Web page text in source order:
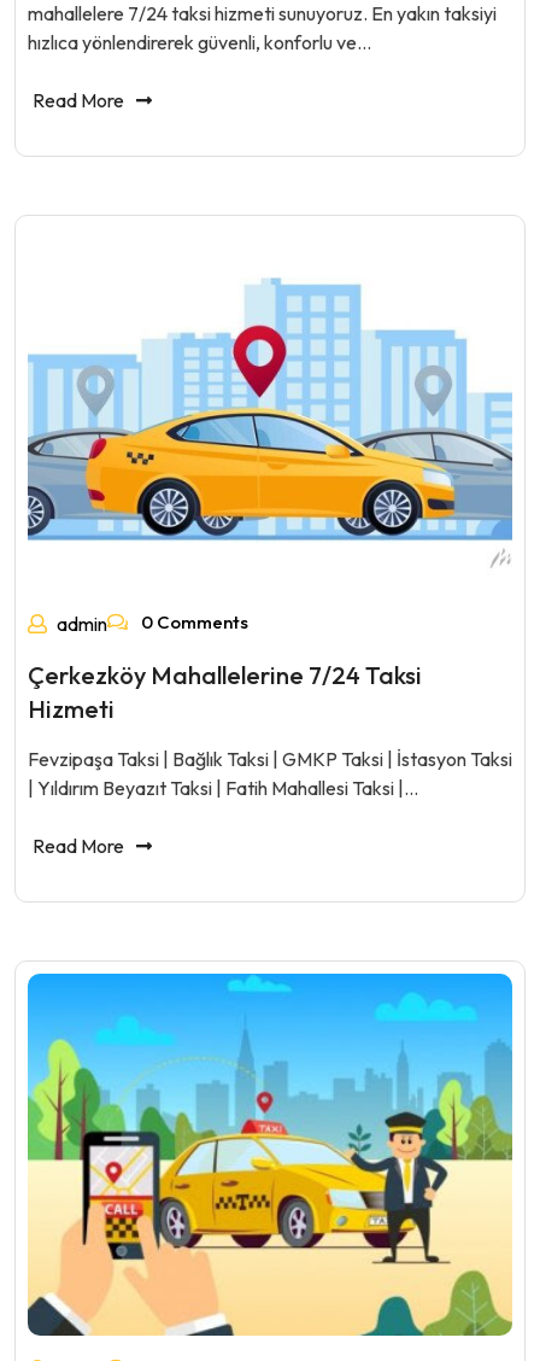
mahallelere 7/24 taksi hizmeti sunuyoruz. En yakın taksiyi
hızlıca yönlendirerek güvenli, konforlu ve…
Read More
admin 0 Comments
Çerkezköy Mahallelerine 7/24 Taksi
Hizmeti
Fevzipaşa Taksi | Bağlık Taksi | GMKP Taksi | İstasyon Taksi
| Yıldırım Beyazıt Taksi | Fatih Mahallesi Taksi |…
Read More